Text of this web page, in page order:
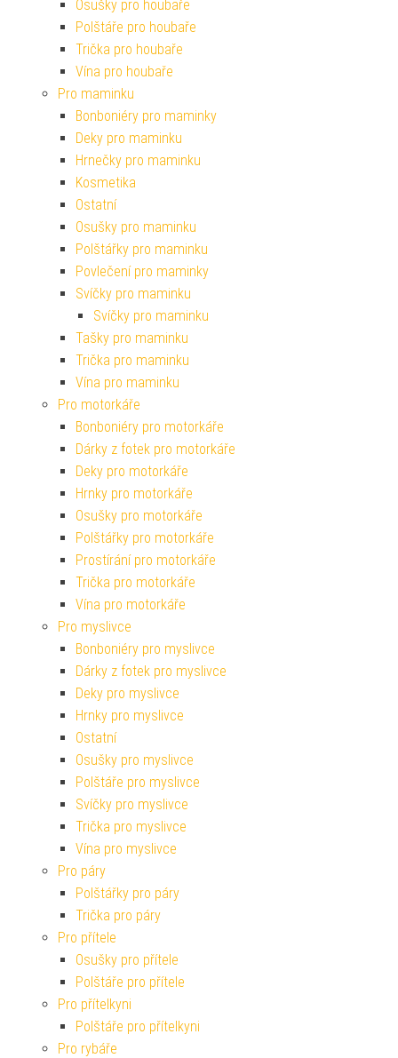
Osušky pro houbaře
Polštáře pro houbaře
Trička pro houbaře
Vína pro houbaře
Pro maminku
Bonboniéry pro maminky
Deky pro maminku
Hrnečky pro maminku
Kosmetika
Ostatní
Osušky pro maminku
Polštářky pro maminku
Povlečení pro maminky
Svíčky pro maminku
Svíčky pro maminku
Tašky pro maminku
Trička pro maminku
Vína pro maminku
Pro motorkáře
Bonboniéry pro motorkáře
Dárky z fotek pro motorkáře
Deky pro motorkáře
Hrnky pro motorkáře
Osušky pro motorkáře
Polštářky pro motorkáře
Prostírání pro motorkáře
Trička pro motorkáře
Vína pro motorkáře
Pro myslivce
Bonboniéry pro myslivce
Dárky z fotek pro myslivce
Deky pro myslivce
Hrnky pro myslivce
Ostatní
Osušky pro myslivce
Polštáře pro myslivce
Svíčky pro myslivce
Trička pro myslivce
Vína pro myslivce
Pro páry
Polštářky pro páry
Trička pro páry
Pro přítele
Osušky pro přítele
Polštáře pro přítele
Pro přítelkyni
Polštáře pro přítelkyni
Pro rybáře